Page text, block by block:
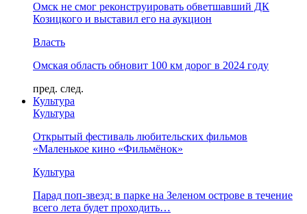
Омск не смог реконструировать обветшавший ДК
Козицкого и выставил его на аукцион
Власть
Омская область обновит 100 км дорог в 2024 году
пред. след.
Культура
Культура
Открытый фестиваль любительских фильмов
«Маленькое кино «Фильмёнок»
Культура
Парад поп-звезд: в парке на Зеленом острове в течение
всего лета будет проходить…